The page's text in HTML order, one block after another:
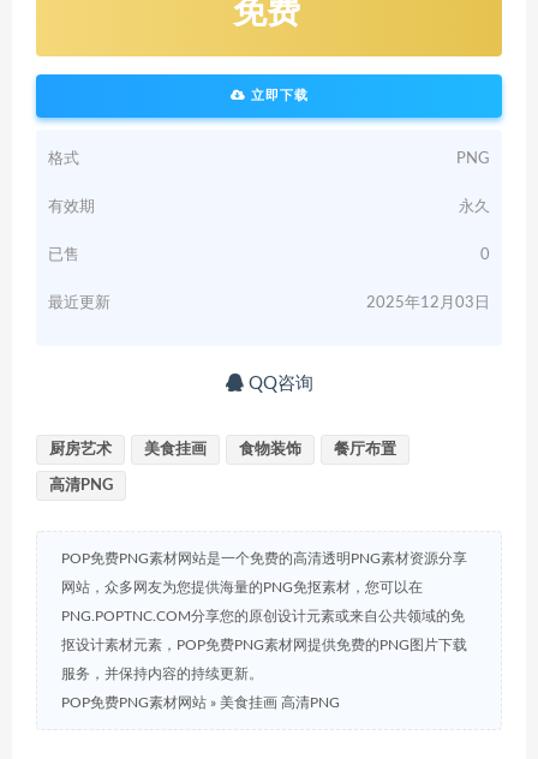
免费
立即下载
格式 PNG
有效期 永久
已售 0
最近更新 2025年12月03日
QQ咨询
厨房艺术 美食挂画 食物装饰 餐厅布置
高清PNG
POP免费PNG素材网站是一个免费的高清透明PNG素材资源分享
网站，众多网友为您提供海量的PNG免抠素材，您可以在
PNG.POPTNC.COM分享您的原创设计元素或来自公共领域的免
抠设计素材元素，POP免费PNG素材网提供免费的PNG图片下载
服务，并保持内容的持续更新。
POP免费PNG素材网站 » 美食挂画 高清PNG